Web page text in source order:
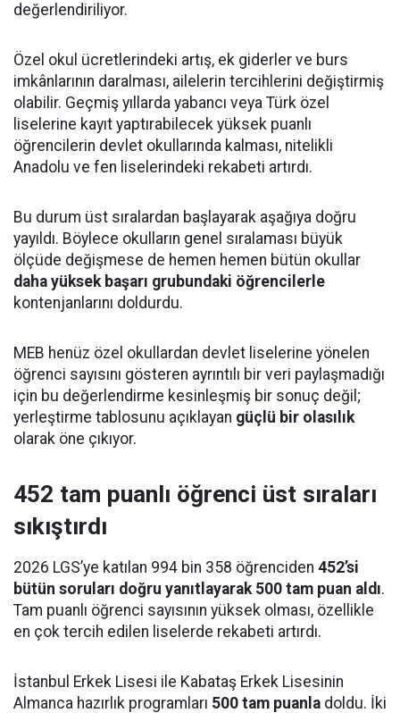
değerlendiriliyor.
Özel okul ücretlerindeki artış, ek giderler ve burs
imkânlarının daralması, ailelerin tercihlerini değiştirmiş
olabilir. Geçmiş yıllarda yabancı veya Türk özel
liselerine kayıt yaptırabilecek yüksek puanlı
öğrencilerin devlet okullarında kalması, nitelikli
Anadolu ve fen liselerindeki rekabeti artırdı.
Bu durum üst sıralardan başlayarak aşağıya doğru
yayıldı. Böylece okulların genel sıralaması büyük
ölçüde değişmese de hemen hemen bütün okullar
daha yüksek başarı grubundaki öğrencilerle
kontenjanlarını doldurdu.
MEB henüz özel okullardan devlet liselerine yönelen
öğrenci sayısını gösteren ayrıntılı bir veri paylaşmadığı
için bu değerlendirme kesinleşmiş bir sonuç değil;
yerleştirme tablosunu açıklayan güçlü bir olasılık
olarak öne çıkıyor.
452 tam puanlı öğrenci üst sıraları
sıkıştırdı
2026 LGS’ye katılan 994 bin 358 öğrenciden 452’si
bütün soruları doğru yanıtlayarak 500 tam puan aldı.
Tam puanlı öğrenci sayısının yüksek olması, özellikle
en çok tercih edilen liselerde rekabeti artırdı.
İstanbul Erkek Lisesi ile Kabataş Erkek Lisesinin
Almanca hazırlık programları 500 tam puanla doldu. İki